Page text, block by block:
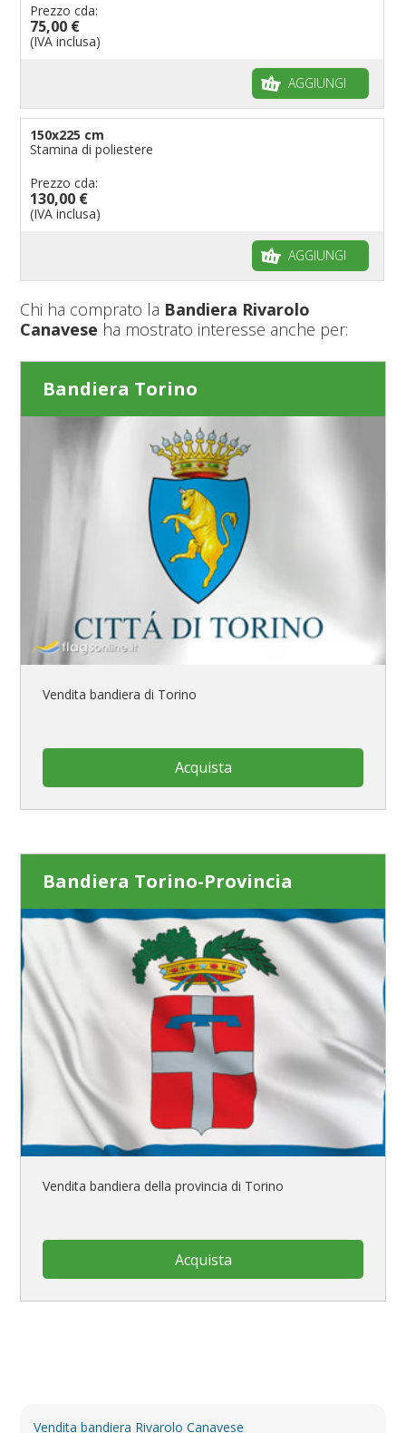
Prezzo cda:
75,00 €
(IVA inclusa)
AGGIUNGI
150x225 cm
Stamina di poliestere
Prezzo cda:
130,00 €
(IVA inclusa)
AGGIUNGI
Chi ha comprato la Bandiera Rivarolo
Canavese ha mostrato interesse anche per:
Bandiera Torino
Vendita bandiera di Torino
Acquista
Bandiera Torino-Provincia
Vendita bandiera della provincia di Torino
Acquista
Vendita bandiera Rivarolo Canavese